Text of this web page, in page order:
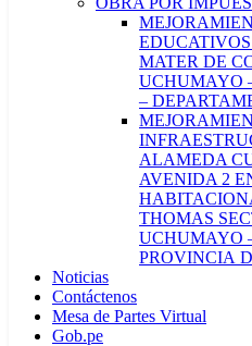
MATER DE
UCHUMAYO
–
ALAMEDA
AVENIDA 2
THOMAS
UCHUMAYO
PROVINCIA
Noticias
Contáctenos
Mesa de Partes Virtual
Gob.pe